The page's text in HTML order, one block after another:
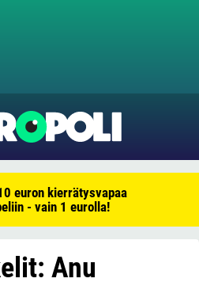
euron kierrätysvapaa
- vain 1 eurolla!
Anu